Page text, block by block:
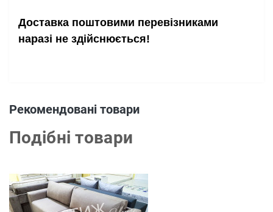
Доставка поштовими перевізниками
наразі не здійснюється!
Рекомендовані товари
Подібні товари